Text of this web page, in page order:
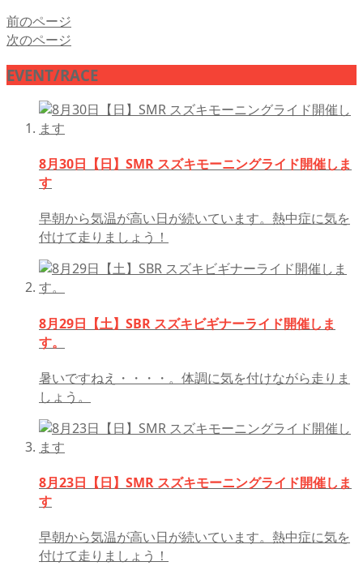
前のページ
次のページ
EVENT/RACE
8月30日【日】SMR スズキモーニングライド開催しま
す
早朝から気温が高い日が続いています。熱中症に気を
付けて走りましょう！
8月29日【土】SBR スズキビギナーライド開催しま
す。
暑いですねえ・・・・。体調に気を付けながら走りま
しょう。
8月23日【日】SMR スズキモーニングライド開催しま
す
早朝から気温が高い日が続いています。熱中症に気を
付けて走りましょう！